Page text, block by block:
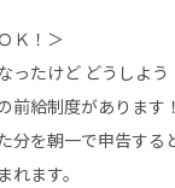
Ｋ！＞
ったけど どうしよう
前給制度があります！
分を朝一で申告する
れます。